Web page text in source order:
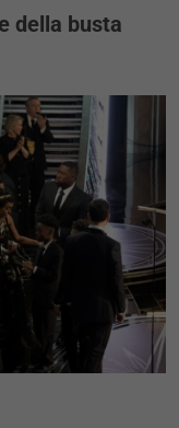
della busta